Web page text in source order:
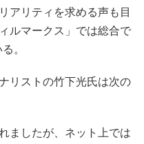
アリティを求める声も目
ルマークス」では総合で
。
リストの竹下光氏は次の
ましたが、ネット上では